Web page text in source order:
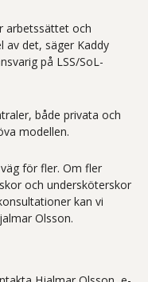
arbetssättet och
av det, säger Kaddy
på LSS/SoL-
både privata och
modellen.
för fler. Om fler
och undersköterskor
kan vi
Olsson.